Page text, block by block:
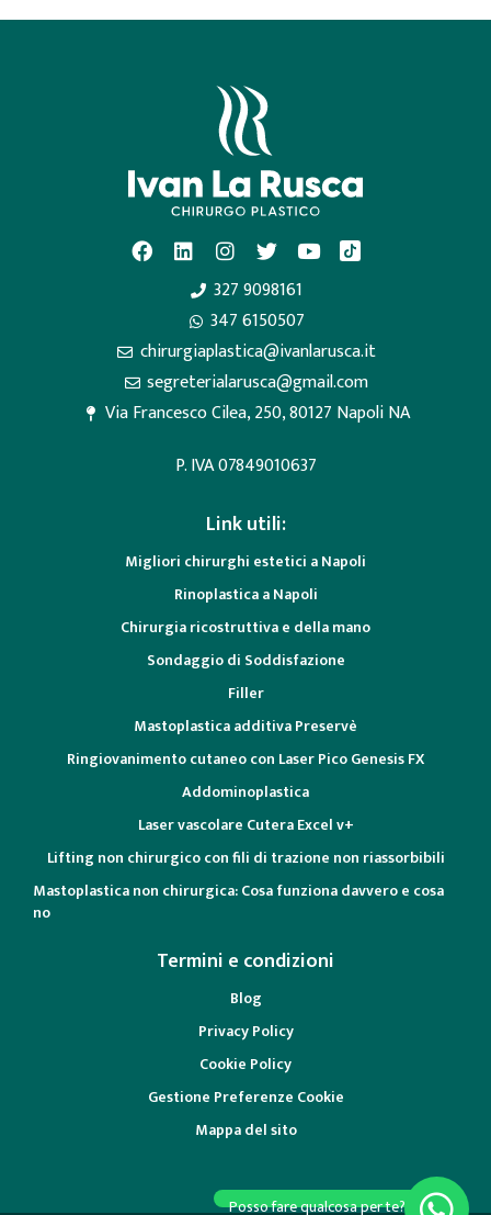
327 9098161
347 6150507
chirurgiaplastica@ivanlarusca.it
segreterialarusca@gmail.com
Via Francesco Cilea, 250, 80127 Napoli NA
P. IVA 07849010637
Link utili:
Migliori chirurghi estetici a Napoli
Rinoplastica a Napoli
Chirurgia ricostruttiva e della mano
Sondaggio di Soddisfazione
Filler
Mastoplastica additiva Preservè
Ringiovanimento cutaneo con Laser Pico Genesis FX
Addominoplastica
Laser vascolare Cutera Excel v+
Lifting non chirurgico con fili di trazione non riassorbibili
Mastoplastica non chirurgica: Cosa funziona davvero e cosa
no
Termini e condizioni
Blog
Privacy Policy
Cookie Policy
Gestione Preferenze Cookie
Mappa del sito
Posso fare qualcosa per te?